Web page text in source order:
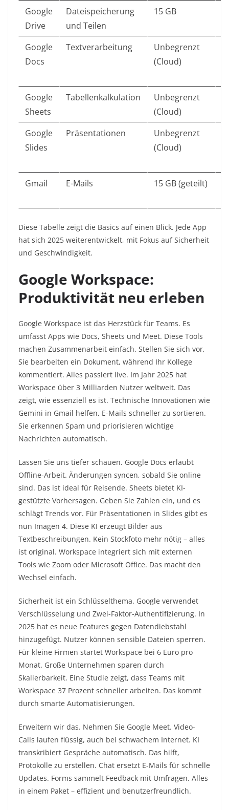
Google
Drive
Dateispeicherung
und Teilen
15 GB
Google
Docs
Textverarbeitung
Unbegrenzt
(Cloud)
Google
Sheets
Tabellenkalkulation
Unbegrenzt
(Cloud)
Google
Slides
Präsentationen
Unbegrenzt
(Cloud)
Gmail
E-Mails 15 GB (geteilt)
Diese Tabelle zeigt die Basics auf einen Blick. Jede App
hat sich 2025 weiterentwickelt, mit Fokus auf Sicherheit
und Geschwindigkeit.​
Google Workspace:
Produktivität neu erleben
Google Workspace ist das Herzstück für Teams. Es
umfasst Apps wie Docs, Sheets und Meet. Diese Tools
machen Zusammenarbeit einfach. Stellen Sie sich vor,
Sie bearbeiten ein Dokument, während Ihr Kollege
kommentiert. Alles passiert live. Im Jahr 2025 hat
Workspace über 3 Milliarden Nutzer weltweit. Das
zeigt, wie essenziell es ist. Technische Innovationen wie
Gemini in Gmail helfen, E-Mails schneller zu sortieren.
Sie erkennen Spam und priorisieren wichtige
Nachrichten automatisch.​
Lassen Sie uns tiefer schauen. Google Docs erlaubt
Offline-Arbeit. Änderungen syncen, sobald Sie online
sind. Das ist ideal für Reisende. Sheets bietet KI-
gestützte Vorhersagen. Geben Sie Zahlen ein, und es
schlägt Trends vor. Für Präsentationen in Slides gibt es
nun Imagen 4. Diese KI erzeugt Bilder aus
Textbeschreibungen. Kein Stockfoto mehr nötig – alles
ist original. Workspace integriert sich mit externen
Tools wie Zoom oder Microsoft Office. Das macht den
Wechsel einfach.​
Sicherheit ist ein Schlüsselthema. Google verwendet
Verschlüsselung und Zwei-Faktor-Authentifizierung. In
2025 hat es neue Features gegen Datendiebstahl
hinzugefügt. Nutzer können sensible Dateien sperren.
Für kleine Firmen startet Workspace bei 6 Euro pro
Monat. Große Unternehmen sparen durch
Skalierbarkeit. Eine Studie zeigt, dass Teams mit
Workspace 37 Prozent schneller arbeiten. Das kommt
durch smarte Automatisierungen.​
Erweitern wir das. Nehmen Sie Google Meet. Video-
Calls laufen flüssig, auch bei schwachem Internet. KI
transkribiert Gespräche automatisch. Das hilft,
Protokolle zu erstellen. Chat ersetzt E-Mails für schnelle
Updates. Forms sammelt Feedback mit Umfragen. Alles
in einem Paket – effizient und benutzerfreundlich.